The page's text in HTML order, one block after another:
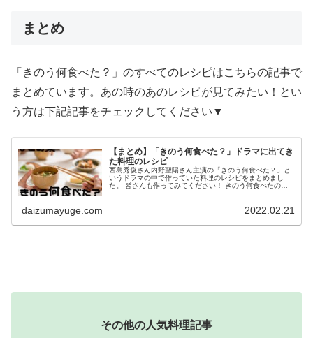
まとめ
「きのう何食べた？」のすべてのレシピはこちらの記事で
まとめています。あの時のあのレシピが見てみたい！とい
う方は下記記事をチェックしてください▼
【まとめ】「きのう何食べた？」ドラマに出てき
た料理のレシピ
西島秀俊さん内野聖陽さん主演の「きのう何食べた？」と
いうドラマの中で作っていた料理のレシピをまとめまし
た。 皆さんも作ってみてください！ きのう何食べたのレ
daizumayuge.com 2022.02.21
その他の人気料理記事